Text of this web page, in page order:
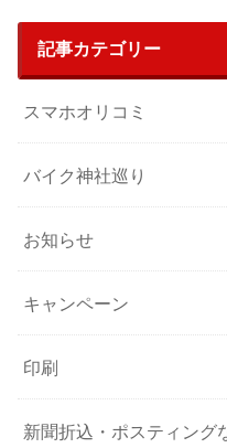
記事カテゴリー
スマホオリコミ
バイク神社巡り
お知らせ
キャンペーン
印刷
新聞折込・ポスティング